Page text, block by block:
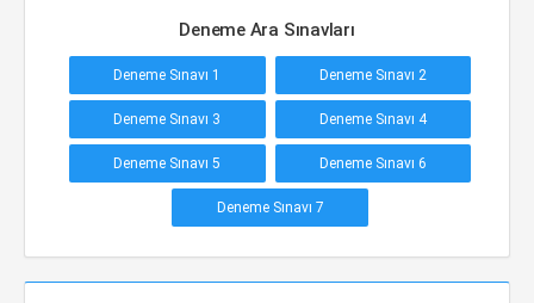
Deneme Ara Sınavları
Deneme Sınavı 1 Deneme Sınavı 2
Deneme Sınavı 3 Deneme Sınavı 4
Deneme Sınavı 5 Deneme Sınavı 6
Deneme Sınavı 7